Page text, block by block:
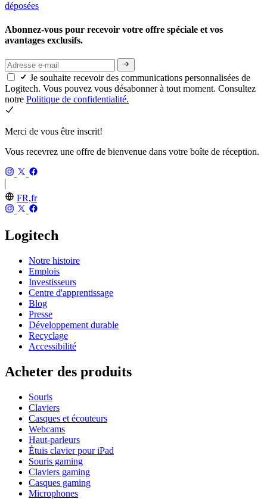
déposées
Abonnez-vous pour recevoir votre offre spéciale et vos
avantages exclusifs.
Je souhaite recevoir des communications personnalisées de
Logitech. Vous pouvez vous désabonner à tout moment. Consultez
notre Politique de confidentialité.
Merci de vous être inscrit!
Vous recevrez une offre de bienvenue dans votre boîte de réception.
FR,fr
Logitech
Notre histoire
Emplois
Investisseurs
Centre d'apprentissage
Blog
Presse
Développement durable
Recyclage
Accessibilité
Acheter des produits
Souris
Claviers
Casques et écouteurs
Webcams
Haut-parleurs
Étuis clavier pour iPad
Souris gaming
Claviers gaming
Casques gaming
Microphones